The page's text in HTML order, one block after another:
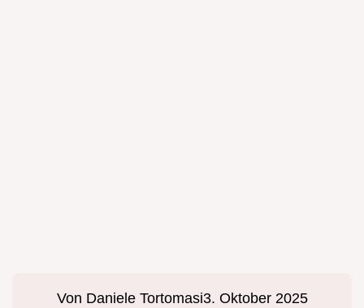
Von Daniele Tortomasi3. Oktober 2025